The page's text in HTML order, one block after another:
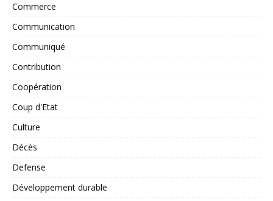
Commerce
Communication
Communiqué
Contribution
Coopération
Coup d'Etat
Culture
Décès
Defense
Développement durable